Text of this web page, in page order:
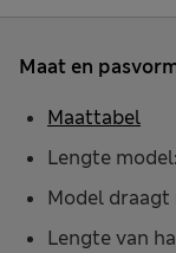
Maat en
Lengte
Model draagt
Lengte van
Maattabel